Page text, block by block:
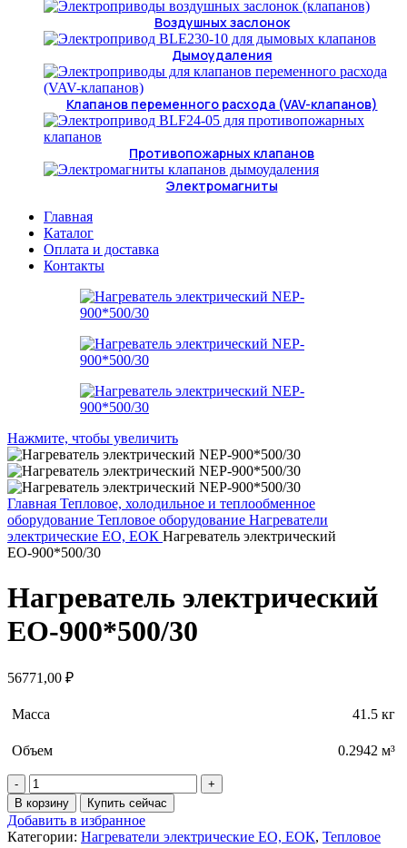
Воздушных заслонок
Дымоудаления
Клапанов переменного расхода (VAV-клапанов)
Противопожарных клапанов
Электромагниты
Главная
Каталог
Оплата и доставка
Контакты
Нажмите, чтобы увеличить
Главная Тепловое, холодильное и теплообменное
оборудование Тепловое оборудование Нагреватели
электрические ЕО, ЕОК Нагреватель электрический
ЕО-900*500/30
Нагреватель электрический
ЕО-900*500/30
56771,00 ₽
Масса 41.5 кг
Объем
0.2942 м³
Количество
товара
Нагреватель
электрический
В корзину Купить сейчас
Добавить в избранное
Категории: Нагреватели электрические ЕО, ЕОК, Тепловое